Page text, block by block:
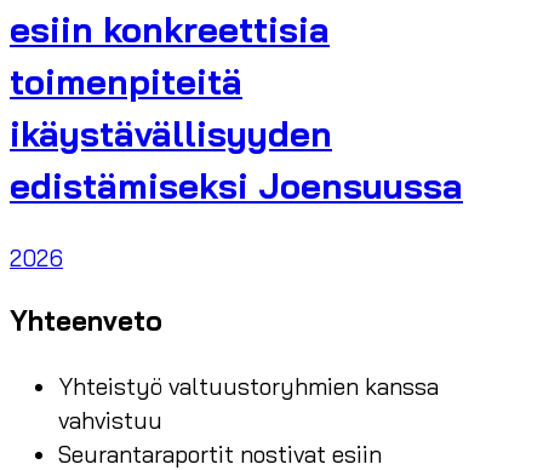
esiin konkreettisia
toimenpiteitä
ikäystävällisyyden
edistämiseksi Joensuussa
2026
Yhteenveto
Yhteistyö valtuustoryhmien kanssa
vahvistuu
Seurantaraportit nostivat esiin